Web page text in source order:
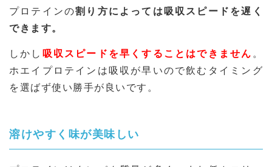
プロテインの割り方によっては吸収スピードを遅く
できます。
しかし 吸収スピードを早くすることはできません 。
ホエイプロテインは吸収が早いので飲むタイミング
を選ばず使い勝手が良いです。
溶けやすく味が美味しい